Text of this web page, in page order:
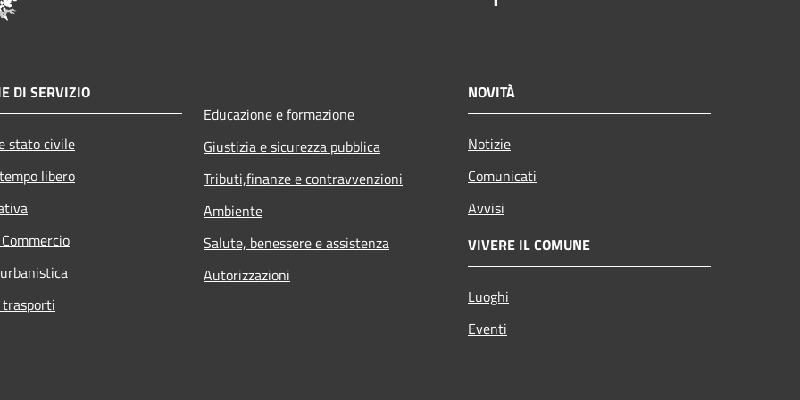
DI SERVIZIO
stato civile
libero
Educazione e formazione
Giustizia e sicurezza pubblica
Tributi,finanze e contravvenzioni
Ambiente
Salute, benessere e assistenza
Autorizzazioni
NOVITÀ
Notizie
Comunicati
Avvisi
VIVERE IL COMUNE
Luoghi
Eventi